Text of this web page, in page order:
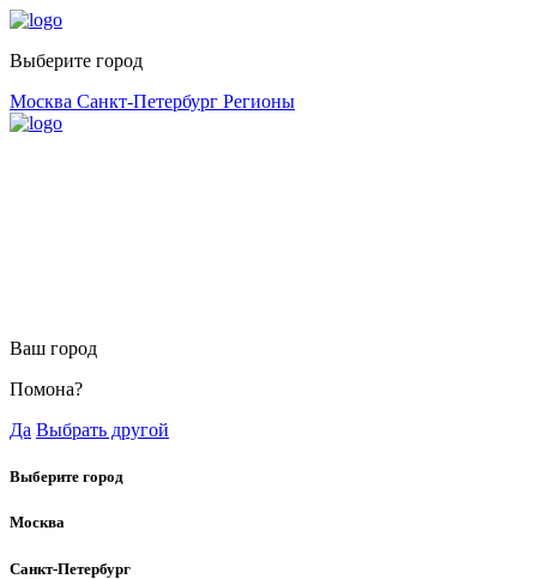
Выберите город
Москва Санкт-Петербург Регионы
Ваш город
Помона?
Да Выбрать другой
Выберите город
Москва
Санкт-Петербург